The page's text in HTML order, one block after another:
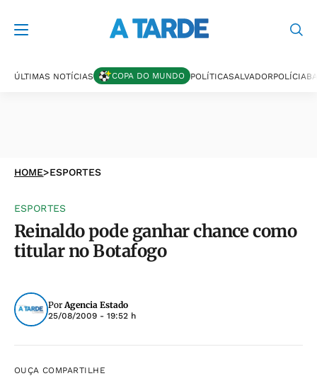
ÚLTIMAS NOTÍCIAS COPA DO MUNDO POLÍTICASALVADORPOLÍCIA
HOME>ESPORTES
ESPORTES
Reinaldo pode ganhar chance como
titular no Botafogo
PorAgencia Estado
25/08/2009 - 19:52 h
OUÇA COMPARTILHE